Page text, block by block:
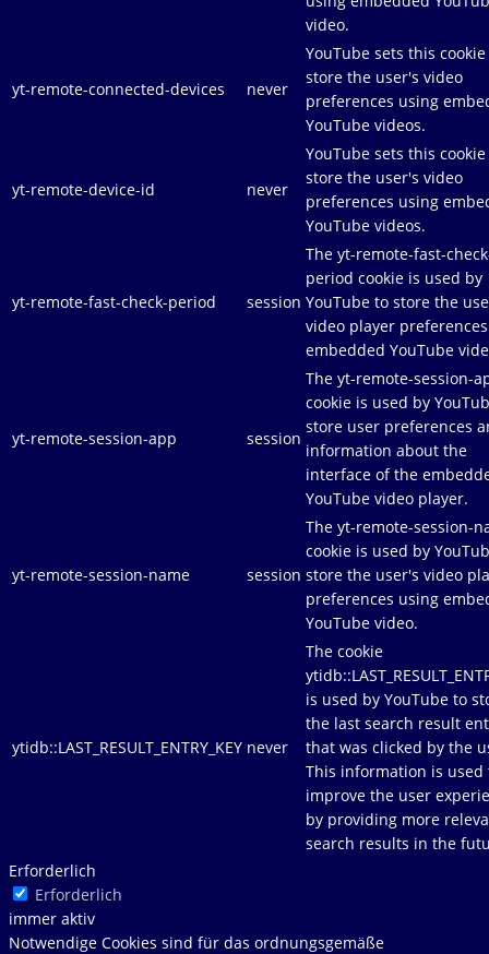
video.
yt-remote-connected-devices never
YouTube sets this
store the user's video
preferences using
YouTube videos.
yt-remote-device-id never
YouTube sets this
store the user's video
preferences using
YouTube videos.
yt-remote-fast-check-period session
The yt-remote-fast-
period cookie is used by
YouTube to store the
video player
embedded YouTube
yt-remote-session-app session
The yt-remote-session-
cookie is used by
store user preferences
information about the
interface of the
YouTube video player.
yt-remote-session-name session
The yt-remote-session-
cookie is used by
store the user's video
preferences using
YouTube video.
ytidb::LAST_RESULT_ENTRY_KEY never
The cookie
is used by YouTube to
the last search result
that was clicked by the
This information is used
improve the user
by providing more
search results in the
Erforderlich
Erforderlich
immer aktiv
Notwendige Cookies sind für das ordnungsgemäße